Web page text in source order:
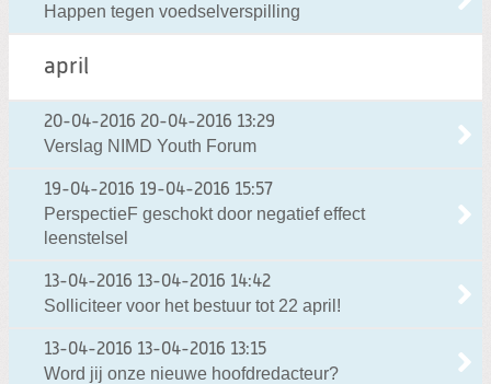
Happen tegen voedselverspilling
april
20-04-2016 20-04-2016 13:29
Verslag NIMD Youth Forum
19-04-2016 19-04-2016 15:57
PerspectieF geschokt door negatief effect
leenstelsel
13-04-2016 13-04-2016 14:42
Solliciteer voor het bestuur tot 22 april!
13-04-2016 13-04-2016 13:15
Word jij onze nieuwe hoofdredacteur?